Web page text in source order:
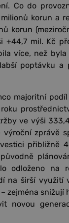
Co do
korun a
korun
+44,7 mil. Kč
více, než
poptávku a
majoritní
ve výši
zprávě
přibližně
odloženo na
na širší využití
zejména
novou